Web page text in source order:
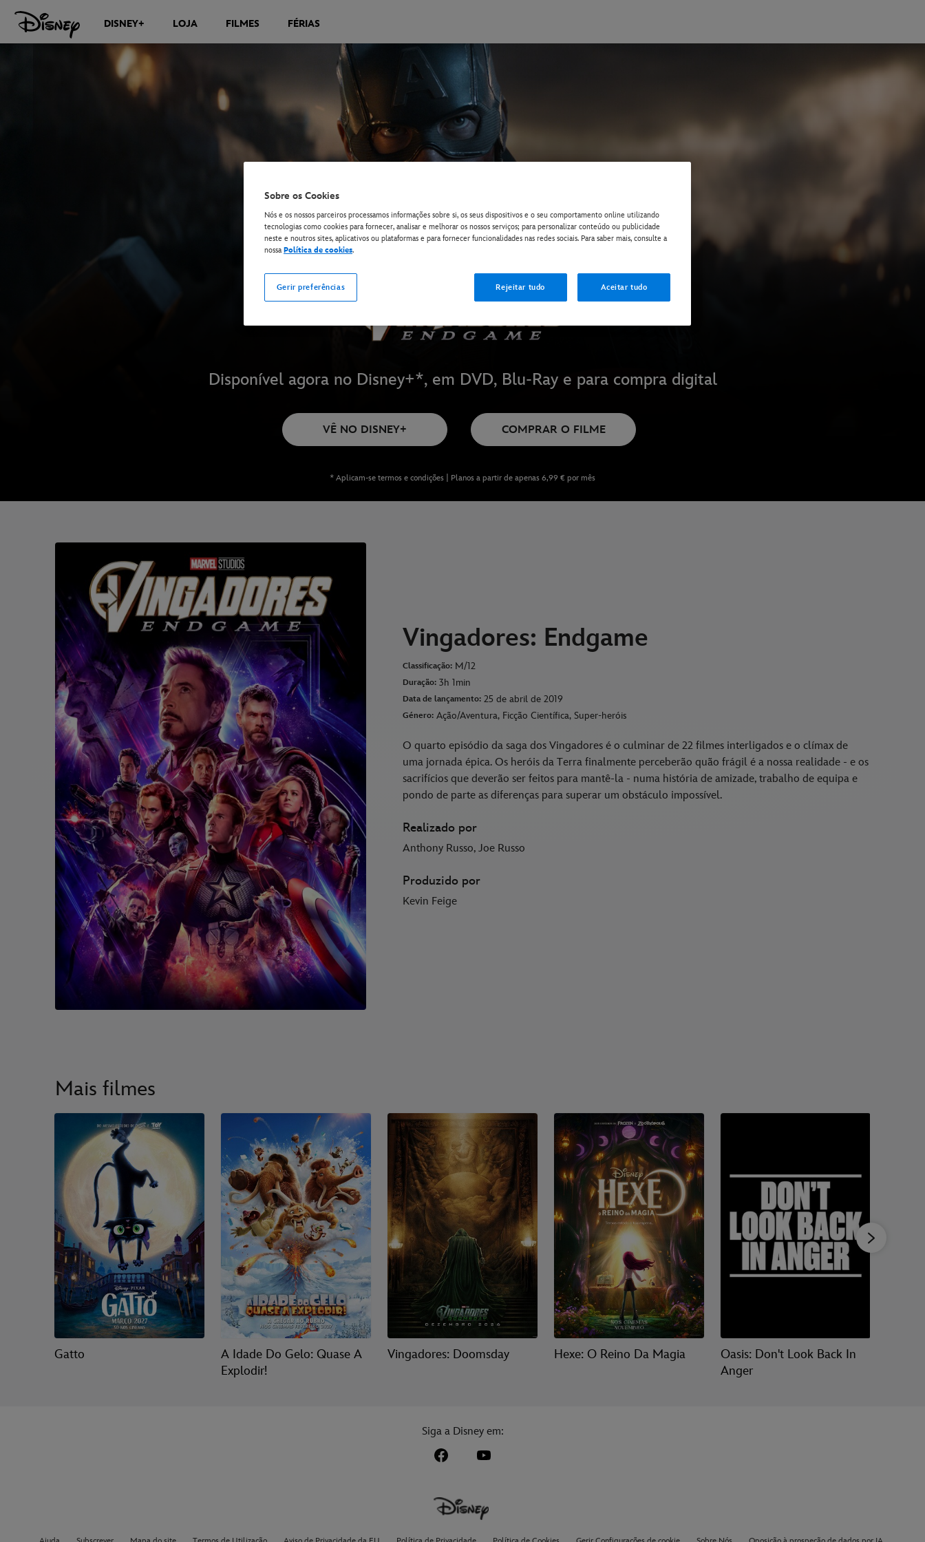
DISNEY+ LOJA FILMES FÉRIAS
Disponível agora no Disney+*, em DVD, Blu-Ray e para compra digital
VÊ NO DISNEY+ COMPRAR O FILME
* Aplicam-se termos e condições | Planos a partir de apenas 6,99 € por mês
Vingadores: Endgame
Classificação: M/12
Duração: 3h 1min
Data de lançamento: 25 de abril de 2019
Género: Ação/Aventura, Ficção Científica, Super-heróis
O quarto episódio da saga dos Vingadores é o culminar de 22 filmes interligados e o clímax de
uma jornada épica. Os heróis da Terra finalmente perceberão quão frágil é a nossa realidade - e os
sacrifícios que deverão ser feitos para mantê-la - numa história de amizade, trabalho de equipa e
pondo de parte as diferenças para superar um obstáculo impossível.
Realizado por
Anthony Russo, Joe Russo
Produzido por
Kevin Feige
Mais filmes
Gatto
A Idade Do Gelo: Quase A
Explodir!
Vingadores: Doomsday Hexe: O Reino Da Magia
Oasis: Don't Look Back In
Anger
Siga a Disney em:
Sobre os Cookies
Nós e os nossos parceiros processamos informações sobre si, os seus dispositivos e o seu comportamento online utilizando
tecnologias como cookies para fornecer, analisar e melhorar os nossos serviços; para personalizar conteúdo ou publicidade
neste e noutros sites, aplicativos ou plataformas e para fornecer funcionalidades nas redes sociais. Para saber mais, consulte a
nossa Política de cookies.
Gerir preferências Rejeitar tudo Aceitar tudo